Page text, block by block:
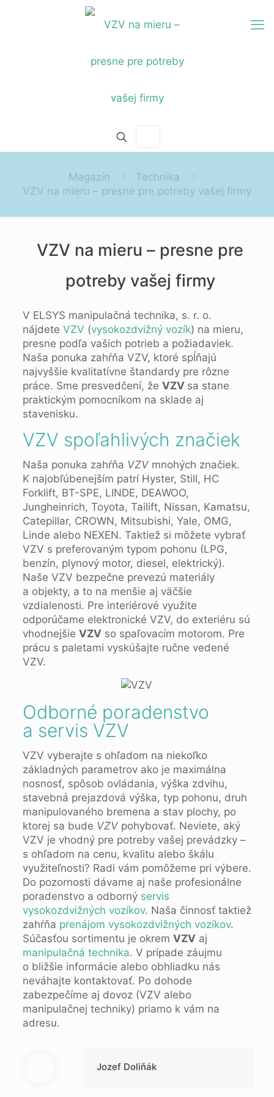
Magazín
Technika
VZV na mieru – presne pre potreby vašej firmy
VZV na mieru – presne pre
potreby vašej firmy
V ELSYS manipulačná technika, s. r. o.
nájdete VZV (vysokozdvižný vozík) na mieru,
presne podľa vašich potrieb a požiadaviek.
Naša ponuka zahŕňa VZV, ktoré spĺňajú
najvyššie kvalitatívne štandardy pre rôzne
práce. Sme presvedčení, že VZV sa stane
praktickým pomocníkom na sklade aj
stavenisku.
VZV spoľahlivých značiek
Naša ponuka zahŕňa VZVmnohých značiek.
K najobľúbenejším patrí Hyster, Still, HC
Forklift, BT-SPE, LINDE, DEAWOO,
Jungheinrich, Toyota, Tailift, Nissan, Kamatsu,
Catepillar, CROWN, Mitsubishi, Yale, OMG,
Linde alebo NEXEN. Taktiež si môžete vybrať
VZV s preferovaným typom pohonu (LPG,
benzín, plynový motor, diesel, elektrický).
Naše VZV bezpečne prevezú materiály
a objekty, a to na menšie aj väčšie
vzdialenosti. Pre interiérové využite
odporúčame elektronické VZV, do exteriéru sú
vhodnejšie VZV so spaľovacím motorom. Pre
prácu s paletami vyskúšajte ručne vedené
VZV.
Odborné poradenstvo
a servis VZV
VZV vyberajte s ohľadom na niekoľko
základných parametrov ako je maximálna
nosnosť, spôsob ovládania, výška zdvihu,
stavebná prejazdová výška, typ pohonu, druh
manipulovaného bremena a stav plochy, po
ktorej sa bude VZVpohybovať. Neviete, aký
VZV je vhodný pre potreby vašej prevádzky –
s ohľadom na cenu, kvalitu alebo škálu
využiteľnosti? Radi vám pomôžeme pri výbere.
Do pozornosti dávame aj naše profesionálne
poradenstvo a odborný servis
vysokozdvižných vozíkov. Naša činnosť taktiež
zahŕňa prenájom vysokozdvižných vozíkov.
Súčasťou sortimentu je okrem VZV aj
manipulačná technika. V prípade záujmu
o bližšie informácie alebo obhliadku nás
neváhajte kontaktovať. Po dohode
zabezpečíme aj dovoz (VZV alebo
manipulačnej techniky) priamo k vám na
adresu.
Jozef Doliňák